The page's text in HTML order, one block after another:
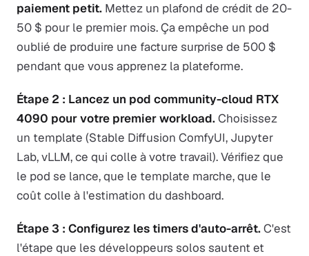
paiement petit. Mettez un plafond de crédit de 20-
50 $ pour le premier mois. Ça empêche un pod
oublié de produire une facture surprise de 500 $
pendant que vous apprenez la plateforme.
Étape 2 : Lancez un pod community-cloud RTX
4090 pour votre premier workload.Choisissez
un template (Stable Diffusion ComfyUI, Jupyter
Lab, vLLM, ce qui colle à votre travail). Vérifiez que
le pod se lance, que le template marche, que le
coût colle à l'estimation du dashboard.
Étape 3 : Configurez les timers d'auto-arrêt.C'est
l'étape que les développeurs solos sautent et